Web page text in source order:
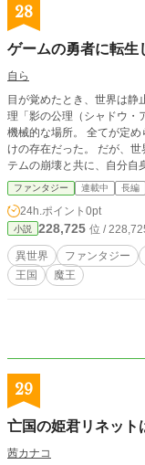
28
ゲームの勇者に転生
自ら
目が覚めたとき、世界は静止していた。 主人公アルト
理「影の公理（シャドウ・
機械的な場所。 全てが定
けの存在だった。 だが、世界が突然の「フリーズ」に見舞われ、アルトはシス
テムの崩壊と共に、自分自
C）」であるという真実に直面する。 彼は、運命づけられ
し、システムから弾き出され
トの目の前に現れた、世界
る。 「この世界は、もう一度動き出すための鍵となる『不完全な愛の公理』を
必要としている。 それを見つけ、世界
システムがエラーと見な
愛のバグコード——を探し出し、彼ら
トは世界を救うために、自
ファンタジー 連載中 長編
24h.ポイント 0pt
小説 228,725 位 /
異世界 ファンタジー
王国
魔王
29
亡国の姫君リネット
茜カナコ